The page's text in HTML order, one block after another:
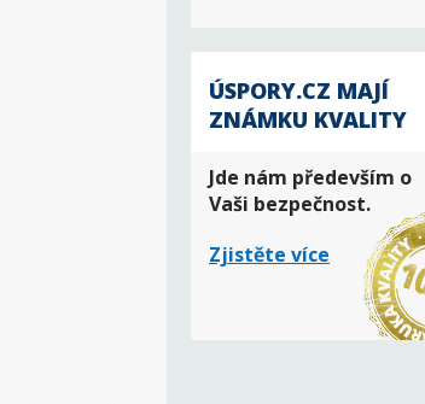
ÚSPORY.CZ MAJÍ
ZNÁMKU KVALITY
Jde nám především o
Vaši bezpečnost.
Zjistěte více